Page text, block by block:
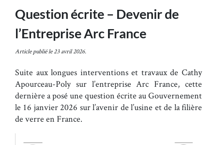
Question écrite – Devenir de
l’Entreprise Arc France
Article publié le 23 avril 2026.
Suite aux longues interventions et travaux de Cathy
Apourceau-Poly sur l’entreprise Arc France, cette
dernière a posé une question écrite au Gouvernement
le 16 janvier 2026 sur l’avenir de l’usine et de la filière
de verre en France.